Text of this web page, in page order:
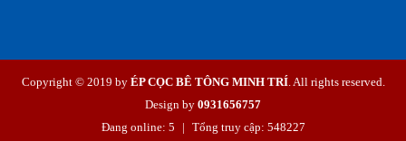
Copyright © 2019 by ÉP CỌC BÊ TÔNG MINH TRÍ. All rights reserved.
Design by 0931656757
Đang online: 5
| Tổng truy cập: 548227